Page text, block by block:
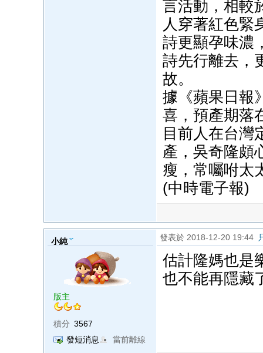
言活動，相較
人穿著紅色緊
詩更顯孕味濃
詩先行離去，
故。
據《蘋果日報
喜，預產期落
目前人在台灣
產，吳奇隆頗
瘦，常囑咐太
(中時電子報)
小純
版主
積分 3567
發短消息
當前離線
發表於 2018-12-20 19:44
估計隆媽也是
也不能再隱藏